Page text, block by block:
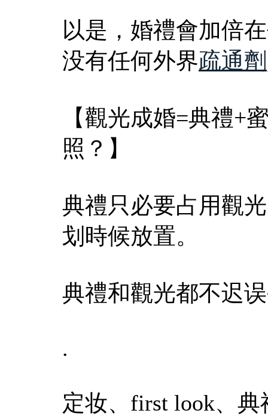
以是，婚禮會加倍
没有任何外界疏通劑
【觀光成婚=典禮+
照？】
典禮只必要占用觀
划時候放置。
典禮和觀光都不迟
.
定妆、first look、